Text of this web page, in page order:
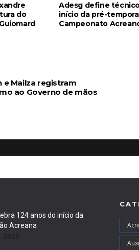
do
Adesg define
início da pré-
Campeonato
e Mailza registram
ao Governo de mãos
124 anos do início da
Acreana